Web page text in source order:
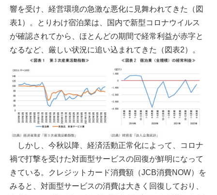
響を受け、経営環境の急激な悪化に見舞われてきた（図
表1）。とりわけ宿泊業は、国内で新型コロナウイルス
が確認されてから、ほとんどの期間で経常利益が赤字と
なるなど、厳しい状況に追い込まれてきた（図表2）。
しかし、今秋以降、経済活動正常化によって、コロナ
禍で打撃を受けた対面型サービスの回復が鮮明になって
きている。クレジットカード消費額（JCB消費NOW）を
みると、対面型サービスの消費は大きく回復しており、